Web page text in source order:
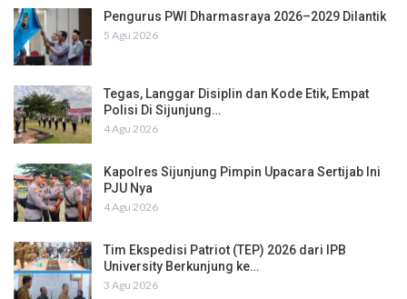
Pengurus PWI Dharmasraya 2026–2029 Dilantik
5 Agu 2026
Tegas, Langgar Disiplin dan Kode Etik, Empat
Polisi Di Sijunjung…
4 Agu 2026
Kapolres Sijunjung Pimpin Upacara Sertijab Ini
PJU Nya
4 Agu 2026
Tim Ekspedisi Patriot (TEP) 2026 dari IPB
University Berkunjung ke…
3 Agu 2026